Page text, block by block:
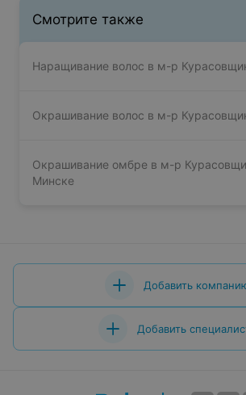
Смотрите также
Наращивание волос в м-р
Окрашивание волос в м-р
Окрашивание омбре в м-р
Минске
Добавить
Добавить